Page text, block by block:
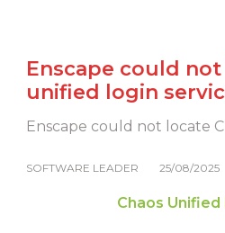
Enscape could
unified login
Enscape could not locate
SOFTWARE LEADER 25/08/2025
Chaos